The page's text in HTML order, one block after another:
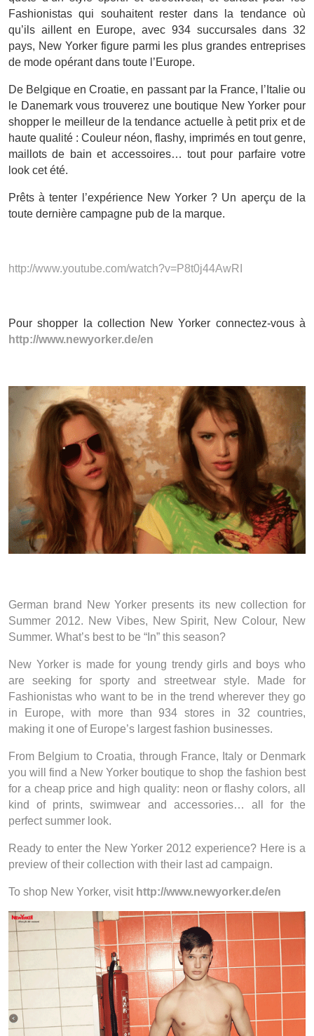
Fashionistas qui souhaitent rester dans la tendance où
qu’ils aillent en Europe, avec 934 succursales dans 32
pays, New Yorker figure parmi les plus grandes entreprises
de mode opérant dans toute l’Europe.
De Belgique en Croatie, en passant par la France, l’Italie ou
le Danemark vous trouverez une boutique New Yorker pour
shopper le meilleur de la tendance actuelle à petit prix et de
haute qualité : Couleur néon, flashy, imprimés en tout genre,
maillots de bain et accessoires… tout pour parfaire votre
look cet été.
Prêts à tenter l’expérience New Yorker ? Un aperçu de la
toute dernière campagne pub de la marque.
http://www.youtube.com/watch?v=P8t0j44AwRI
Pour shopper la collection New Yorker connectez-vous à
http://www.newyorker.de/en
German brand New Yorker presents its new collection for
Summer 2012. New Vibes, New Spirit, New Colour, New
Summer. What’s best to be “In” this season?
New Yorker is made for young trendy girls and boys who
are seeking for sporty and streetwear style. Made for
Fashionistas who want to be in the trend wherever they go
in Europe, with more than 934 stores in 32 countries,
making it one of Europe’s largest fashion businesses.
From Belgium to Croatia, through France, Italy or Denmark
you will find a New Yorker boutique to shop the fashion best
for a cheap price and high quality: neon or flashy colors, all
kind of prints, swimwear and accessories… all for the
perfect summer look.
Ready to enter the New Yorker 2012 experience? Here is a
preview of their collection with their last ad campaign.
To shop New Yorker, visit http://www.newyorker.de/en